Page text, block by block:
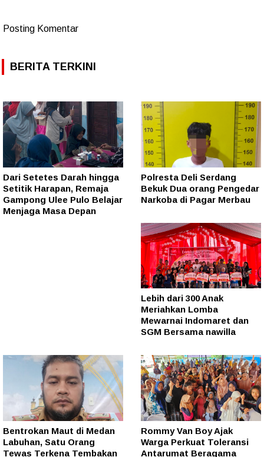
Posting Komentar
BERITA TERKINI
Dari Setetes Darah hingga
Setitik Harapan, Remaja
Gampong Ulee Pulo Belajar
Menjaga Masa Depan
Polresta Deli Serdang
Bekuk Dua orang Pengedar
Narkoba di Pagar Merbau
Lebih dari 300 Anak
Meriahkan Lomba
Mewarnai Indomaret dan
SGM Bersama nawilla
Bentrokan Maut di Medan
Labuhan, Satu Orang
Tewas Terkena Tembakan
Rommy Van Boy Ajak
Warga Perkuat Toleransi
Antarumat Beragama